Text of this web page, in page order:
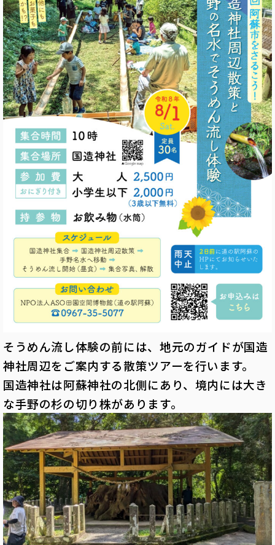
そうめん流し体験の前には、地元のガイドが国造
神社周辺をご案内する散策ツアーを行います。
国造神社は阿蘇神社の北側にあり、境内には大き
な手野の杉の切り株があります。